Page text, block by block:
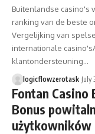
Buitenlandse casino's
ranking van de beste
Vergelijking van
internationale
klantondersteuning…
logicflowzerotask July
Fontan Casino
Bonus
użytkowników